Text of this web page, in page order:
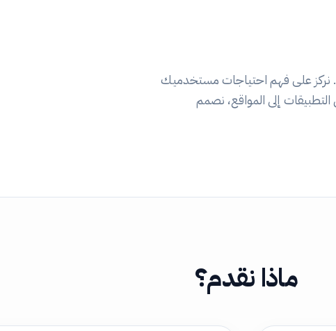
نركز على فهم احتياجات مستخدميك
إلى المواقع، نصمم
ماذا نقدم؟